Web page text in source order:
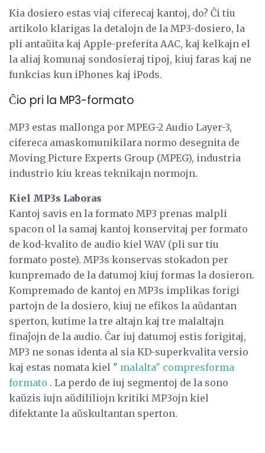
Kia dosiero estas viaj ciferecaj kantoj, do? Ĉi tiu
artikolo klarigas la detalojn de la MP3-dosiero, la
pli antaŭita kaj Apple-preferita AAC, kaj kelkajn el
la aliaj komunaj sondosieraj tipoj, kiuj faras kaj ne
funkcias kun iPhones kaj iPods.
Ĉio pri la MP3-formato
MP3 estas mallonga por MPEG-2 Audio Layer-3,
cifereca amaskomunikilara normo desegnita de
Moving Picture Experts Group (MPEG), industria
industrio kiu kreas teknikajn normojn.
Kiel MP3s Laboras
Kantoj savis en la formato MP3 prenas malpli
spacon ol la samaj kantoj konservitaj per formato
de kod-kvalito de audio kiel WAV (pli sur tiu
formato poste). MP3s konservas stokadon per
kunpremado de la datumoj kiuj formas la dosieron.
Kompremado de kantoj en MP3s implikas forigi
partojn de la dosiero, kiuj ne efikos la aŭdantan
sperton, kutime la tre altajn kaj tre malaltajn
finaĵojn de la audio. Ĉar iuj datumoj estis forigitaj,
MP3 ne sonas identa al sia KD-superkvalita versio
kaj estas nomata kiel " malalta" compresforma
formato . La perdo de iuj segmentoj de la sono
kaŭzis iujn aŭdililiojn kritiki MP3ojn kiel
difektante la aŭskultantan sperton.